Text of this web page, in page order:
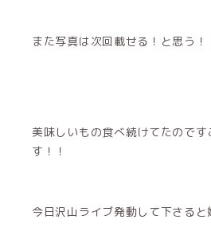
また写真は次回載せる！と思う！
美味しいもの食べ続けてたので
す！！
今日沢山ライブ発動して下さると